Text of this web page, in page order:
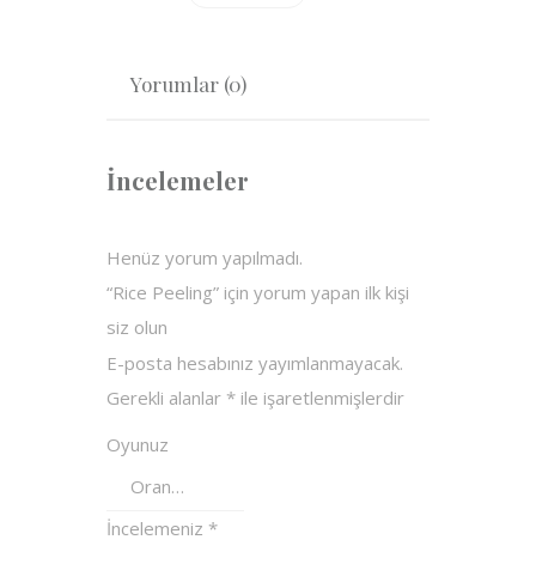
Yorumlar (0)
İncelemeler
Henüz yorum yapılmadı.
“Rice Peeling” için yorum yapan ilk kişi
siz olun
E-posta hesabınız yayımlanmayacak.
Gerekli alanlar * ile işaretlenmişlerdir
Oyunuz
İncelemeniz *